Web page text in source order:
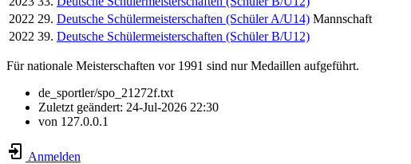
2022 29. Deutsche Schülermeisterschaften (Schüler A/U14) Mannschaft
2022 39. Deutsche Schülermeisterschaften (Schüler B/U12)
Für nationale Meisterschaften vor 1991 sind nur Medaillen aufgeführt.
de_sportler/spo_21272f.txt
Zuletzt geändert: 24-Jul-2026 22:30
von 127.0.0.1
Anmelden